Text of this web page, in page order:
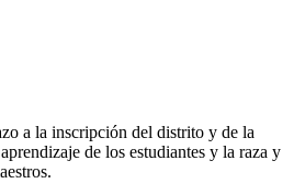
a la inscripción del distrito y de la
de los estudiantes y la raza y